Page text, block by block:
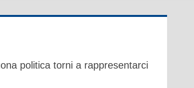
politica torni a rappresentarci